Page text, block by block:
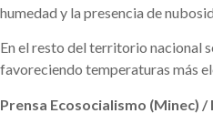
humedad y la presencia de
En el resto del territorio nacional
favoreciendo temperaturas más
Prensa Ecosocialismo (Minec) /